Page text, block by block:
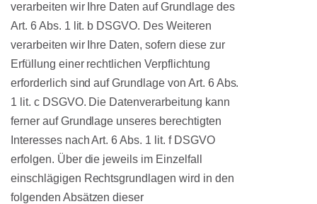
verarbeiten wir Ihre Daten auf Grundlage des
Art. 6 Abs. 1 lit. b DSGVO. Des Weiteren
verarbeiten wir Ihre Daten, sofern diese zur
Erfüllung einer rechtlichen Verpflichtung
erforderlich sind auf Grundlage von Art. 6 Abs.
1 lit. c DSGVO. Die Datenverarbeitung kann
ferner auf Grundlage unseres berechtigten
Interesses nach Art. 6 Abs. 1 lit. f DSGVO
erfolgen. Über die jeweils im Einzelfall
einschlägigen Rechtsgrundlagen wird in den
folgenden Absätzen dieser